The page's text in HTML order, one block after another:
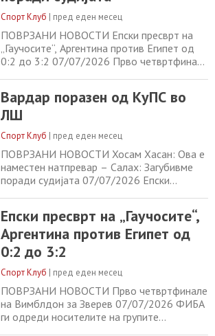
Спорт Клуб | пред еден месец
ПОВРЗАНИ НОВОСТИ Епски пресврт на
„Гаучосите“, Аргентина против Египет од
0:2 до 3:2 07/07/2026 Прво четвртфинале
07/07/2026 Гоф и Синер први изборија
полуфинале на Вимблдон 07/07/2026
Вардар поразен од КуПС во
ЛШ
Спорт Клуб | пред еден месец
ПОВРЗАНИ НОВОСТИ Хосам Хасан: Ова е
наместен натпревар – Салах: Загубивме
поради судијата 07/07/2026 Епски
четвртфинале на Вимблдон за Зверев
07/07/2026 ФИБА ги одреди носителите
на групите 07/07/2026
Епски пресврт на „Гаучосите“,
Аргентина против Египет од
0:2 до 3:2
Спорт Клуб | пред еден месец
ПОВРЗАНИ НОВОСТИ Прво четвртфинале
на Вимблдон за Зверев 07/07/2026 ФИБА
ги одреди носителите на групите